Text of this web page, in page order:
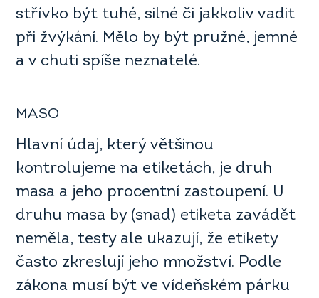
střívko být tuhé, silné či jakkoliv vadit
při žvýkání. Mělo by být pružné, jemné
a v chuti spíše neznatelé.
MASO
Hlavní údaj, který většinou
kontrolujeme na etiketách, je druh
masa a jeho procentní zastoupení. U
druhu masa by (snad) etiketa zavádět
neměla, testy ale ukazují, že etikety
často zkreslují jeho množství. Podle
zákona musí být ve vídeňském párku